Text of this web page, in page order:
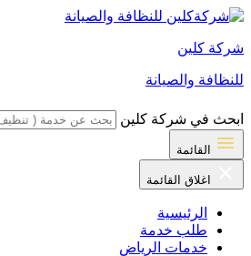
شركة كلين
للنظافة والصيانة
ابحث في شركة كلين
القائمة
اغلاق القائمة
الرئيسية
طلب خدمة
خدمات الرياض